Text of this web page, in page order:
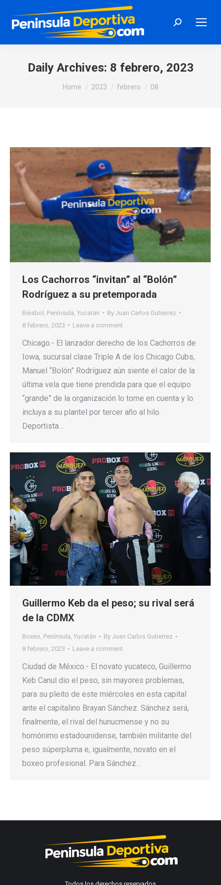
Search:
Daily Archives: 8 febrero, 2023
You are here:
Home 2023 febrero 08
Los Cachorros “invitan” al “Bolón”
Rodríguez a su pretemporada
Béisbol Península Yucatán By Juan Carlos Gutierrez
8 febrero, 2023
Leave a comment
Chicago.- El lanzador derecho de los Cachorros de
Iowa, sucursal clase Triple A de los Chicago Cubs,
Manuel “Bolón” Rodríguez aún siente el calor de la
última vela que tiene prendida para que el equipo
“grande” de la organización lo tome en cuenta y lo
incluya a su plantel por tercer año al hilo.
Deportista…
Guillermo Keb da el peso; su rival será
de la CDMX
Boxeo, Península, Yucatán By Juan Carlos Gutierrez
8 febrero, 2023
Leave a comment
Ciudad de México.- El novato yucateco, Guillermo
Keb Canul dio el peso, sin mayores problemas,
para su pleito de este miércoles en esta capital
ante el capitalino Brayan Sánchez. Sánchez será,
finalmente, el rival del hunucmense y no su
homónimo estadounidense, también militante del
peso súperpluma e, igualmente, novato en el
boxeo profesional. Para Sánchez…